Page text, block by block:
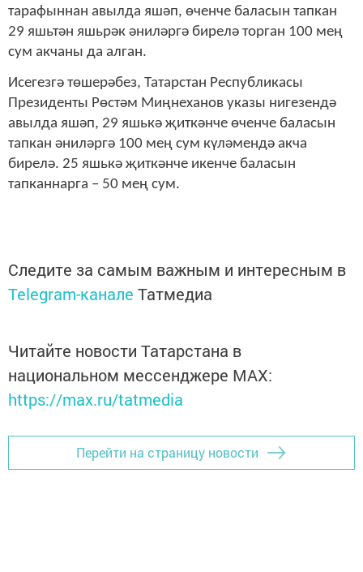
тарафыннан авылда яшәп, өченче баласын тапкан
29 яшьтән яшьрәк әниләргә бирелә торган 100 мең
сум акчаны да алган.
Исегезгә төшерәбез, Татарстан Республикасы
Президенты Рөстәм Миңнеханов указы нигезендә
авылда яшәп, 29 яшькә җиткәнче өченче баласын
тапкан әниләргә 100 мең сум күләмендә акча
бирелә. 25 яшькә җиткәнче икенче баласын
тапканнарга – 50 мең сум.
Следите за самым важным и интересным в
Telegram-канале Татмедиа
Читайте новости Татарстана в
национальном мессенджере MАХ:
https://max.ru/tatmedia
Перейти на страницу новости